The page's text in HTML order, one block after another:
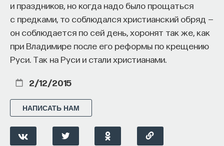
и праздников, но когда надо было прощаться
с предками, то соблюдался христианский обряд —
он соблюдается по сей день, хоронят так же, как
при Владимире после его реформы по крещению
Руси. Так на Руси и стали христианами.
2/12/2015
НАПИСАТЬ НАМ